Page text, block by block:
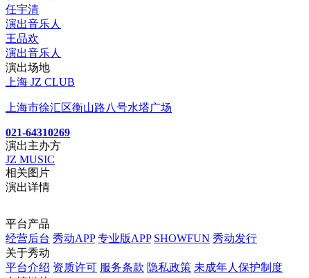
任宇清
演出音乐人
王品欢
演出音乐人
演出场地
上海 JZ CLUB
上海市徐汇区衡山路八号水塔广场
021-64310269
演出主办方
JZ MUSIC
相关图片
演出详情
平台产品
经营后台 秀动APP 专业版APP SHOWFUN 秀动发行
关于秀动
平台介绍 资质许可 服务条款 隐私政策 未成年人保护制度